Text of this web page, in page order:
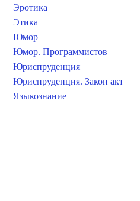
Эротика
Этика
Юмор
Юмор. Программистов
Юриспруденция
Юриспруденция. Закон акт
Языкознание